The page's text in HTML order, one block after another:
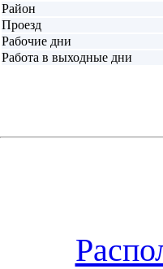
Район
Проезд
Рабочие дни
Работа в выходные дни